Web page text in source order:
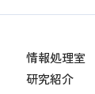
情報処理室
研究紹介